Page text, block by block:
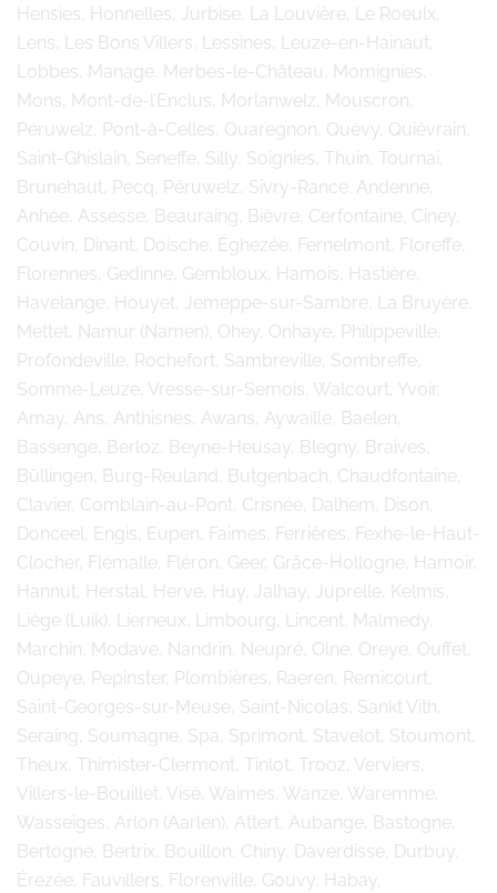
Hensies, Honnelles, Jurbise, La Louvière, Le Roeulx,
Lens, Les Bons Villers, Lessines, Leuze-en-Hainaut,
Lobbes, Manage, Merbes-le-Château, Momignies,
Mons, Mont-de-l’Enclus, Morlanwelz, Mouscron,
Péruwelz, Pont-à-Celles, Quaregnon, Quévy, Quiévrain,
Saint-Ghislain, Seneffe, Silly, Soignies, Thuin, Tournai,
Brunehaut, Pecq, Péruwelz, Sivry-Rance. Andenne,
Anhée, Assesse, Beauraing, Bièvre, Cerfontaine, Ciney,
Couvin, Dinant, Doische, Éghezée, Fernelmont, Floreffe,
Florennes, Gedinne, Gembloux, Hamois, Hastière,
Havelange, Houyet, Jemeppe-sur-Sambre, La Bruyère,
Mettet, Namur (Namen), Ohey, Onhaye, Philippeville,
Profondeville, Rochefort, Sambreville, Sombreffe,
Somme-Leuze, Vresse-sur-Semois, Walcourt, Yvoir,
Amay, Ans, Anthisnes, Awans, Aywaille, Baelen,
Bassenge, Berloz, Beyne-Heusay, Blegny, Braives,
Büllingen, Burg-Reuland, Butgenbach, Chaudfontaine,
Clavier, Comblain-au-Pont, Crisnée, Dalhem, Dison,
Donceel, Engis, Eupen, Faimes, Ferrières, Fexhe-le-Haut-
Clocher, Flémalle, Fléron, Geer, Grâce-Hollogne, Hamoir,
Hannut, Herstal, Herve, Huy, Jalhay, Juprelle, Kelmis,
Liège (Luik), Lierneux, Limbourg, Lincent, Malmedy,
Marchin, Modave, Nandrin, Neupré, Olne, Oreye, Ouffet,
Oupeye, Pepinster, Plombières, Raeren, Remicourt,
Saint-Georges-sur-Meuse, Saint-Nicolas, Sankt Vith,
Seraing, Soumagne, Spa, Sprimont, Stavelot, Stoumont,
Theux, Thimister-Clermont, Tinlot, Trooz, Verviers,
Villers-le-Bouillet, Visé, Waimes, Wanze, Waremme,
Wasseiges, Arlon (Aarlen), Attert, Aubange, Bastogne,
Bertogne, Bertrix, Bouillon, Chiny, Daverdisse, Durbuy,
Érezée, Fauvillers, Florenville, Gouvy, Habay,